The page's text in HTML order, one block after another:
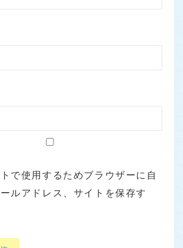
で使用するためブラウザーに自
ルアドレス、サイトを保存す